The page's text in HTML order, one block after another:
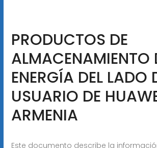
PRODUCTOS DE
ALMACENAMIENTO
ENERGÍA DEL LADO
USUARIO DE
ARMENIA
Este documento describe la